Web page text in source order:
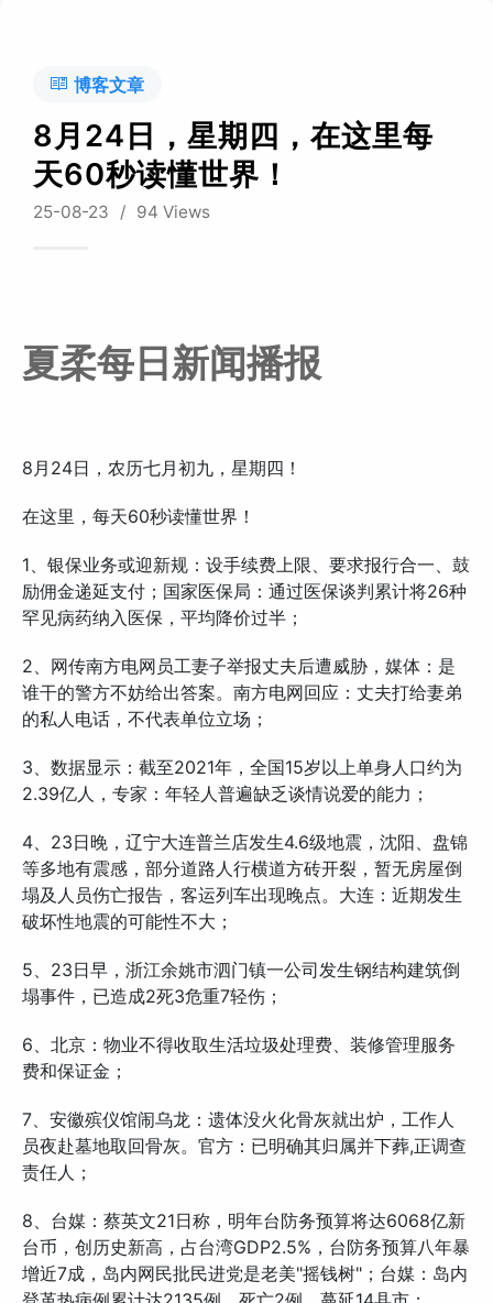
博客文章
8月24日，星期四，在这里每
天60秒读懂世界！
25-08-23 / 94 Views
夏柔每日新闻播报
8月24日，农历七月初九，星期四！
在这里，每天60秒读懂世界！
1、银保业务或迎新规：设手续费上限、要求报行合一、鼓
励佣金递延支付；国家医保局：通过医保谈判累计将26种
罕见病药纳入医保，平均降价过半；
2、网传南方电网员工妻子举报丈夫后遭威胁，媒体：是
谁干的警方不妨给出答案。南方电网回应：丈夫打给妻弟
的私人电话，不代表单位立场；
3、数据显示：截至2021年，全国15岁以上单身人口约为
2.39亿人，专家：年轻人普遍缺乏谈情说爱的能力；
4、23日晚，辽宁大连普兰店发生4.6级地震，沈阳、盘锦
等多地有震感，部分道路人行横道方砖开裂，暂无房屋倒
塌及人员伤亡报告，客运列车出现晚点。大连：近期发生
破坏性地震的可能性不大；
5、23日早，浙江余姚市泗门镇一公司发生钢结构建筑倒
塌事件，已造成2死3危重7轻伤；
6、北京：物业不得收取生活垃圾处理费、装修管理服务
费和保证金；
7、安徽殡仪馆闹乌龙：遗体没火化骨灰就出炉，工作人
员夜赴墓地取回骨灰。官方：已明确其归属并下葬,正调查
责任人；
8、台媒：蔡英文21日称，明年台防务预算将达6068亿新
台币，创历史新高，占台湾GDP2.5%，台防务预算八年暴
增近7成，岛内网民批民进党是老美"摇钱树"；台媒：岛内